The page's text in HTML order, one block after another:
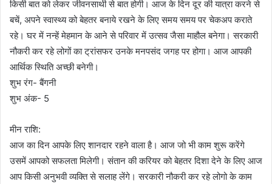
किसी बात को लेकर जीवनसाथी से बात होगी। आज के दिन दूर की यात्रा करने से
बचें, अपने स्वास्थ्य को बेहतर बनाये रखने के लिए समय समय पर चेकअप कराते
रहे। घर में नन्हें मेहमान के आने से परिवार में उत्सव जैसा माहौल बनेगा। सरकारी
नौकरी कर रहे लोगों का ट्रांसफर उनके मनपसंद जगह पर होगा। आज आपकी
आर्थिक स्थिति अच्छी बनेगी।
शुभ रंग- बैंगनी
शुभ अंक- 5
मीन राशि:
आज का दिन आपके लिए शानदार रहने वाला है। आज जो भी काम शुरू करेंगे
उसमें आपको सफलता मिलेगी। संतान की करियर को बेहतर दिशा देने के लिए आज
आप किसी अनुभवी व्यक्ति से सलाह लेंगे। सरकारी नौकरी कर रहे लोगो के काम